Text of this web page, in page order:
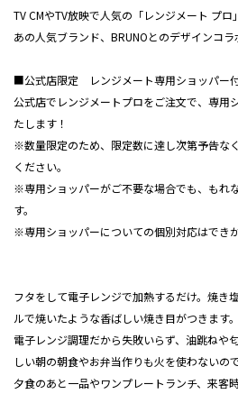
TV CMやTV放映で人気の「レンジメート プロ
あの人気ブランド、BRUNOとのデザインコラ
■公式店限定 レンジメート専用ショッパー
公式店でレンジメートプロをご注文で、専用
たします！
※数量限定のため、限定数に達し次第予告な
ください。
※専用ショッパーがご不要な場合でも、もれ
す。
※専用ショッパーについての個別対応はできか
フタをして電子レンジで加熱するだけ。焼き
ルで焼いたような香ばしい焼き目がつきます。
電子レンジ調理だから失敗いらず、油跳ねや
しい朝の朝食やお弁当作りも火を使わないの
夕食のあと一品やワンプレートランチ、来客